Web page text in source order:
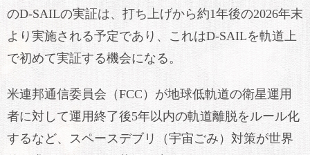
のD-SAILの実証は、打ち上げから約1年後の2026年末
より実施される予定であり、これはD-SAILを軌道上
で初めて実証する機会になる。
米連邦通信委員会（FCC）が地球低軌道の衛星運用
者に対して運用終了後5年以内の軌道離脱をルール化
するなど、スペースデブリ（宇宙ごみ）対策が世界